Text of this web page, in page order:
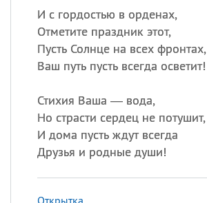
И с гордостью в орденах,
Отметите праздник этот,
Пусть Солнце на всех фронтах,
Ваш путь пусть всегда осветит!
Стихия Ваша — вода,
Но страсти сердец не потушит,
И дома пусть ждут всегда
Друзья и родные души!
Открытка